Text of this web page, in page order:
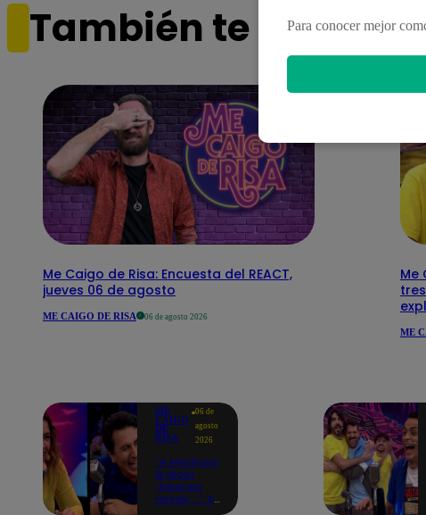
También te puede
Me Caigo de Risa: Encuesta del REACT,
jueves 06 de agosto
ME CAIGO DE RISA 06 de agosto 2026
Me
ME
ME
CAIGO
DE
RISA
06 de
agosto
2026
"A Machuca
le dicen
'Árbol sin
ramas'...": El
Para conocer mejor